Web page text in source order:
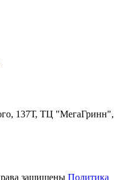
137Т, ТЦ "МегаГринн",
защищены Политика